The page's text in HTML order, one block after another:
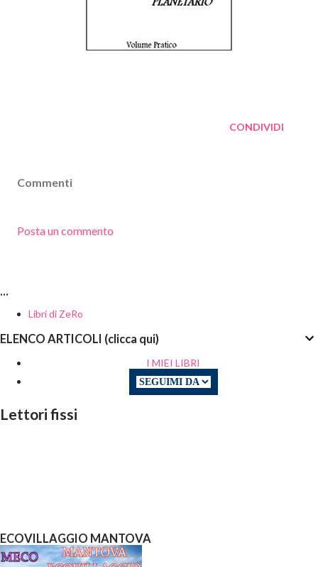
CONDIVIDI
Commenti
Posta un commento
...
Libri di ZeRo
ELENCO ARTICOLI (clicca qui)
I MIEI LIBRI
Lettori fissi
ECOVILLAGGIO MANTOVA